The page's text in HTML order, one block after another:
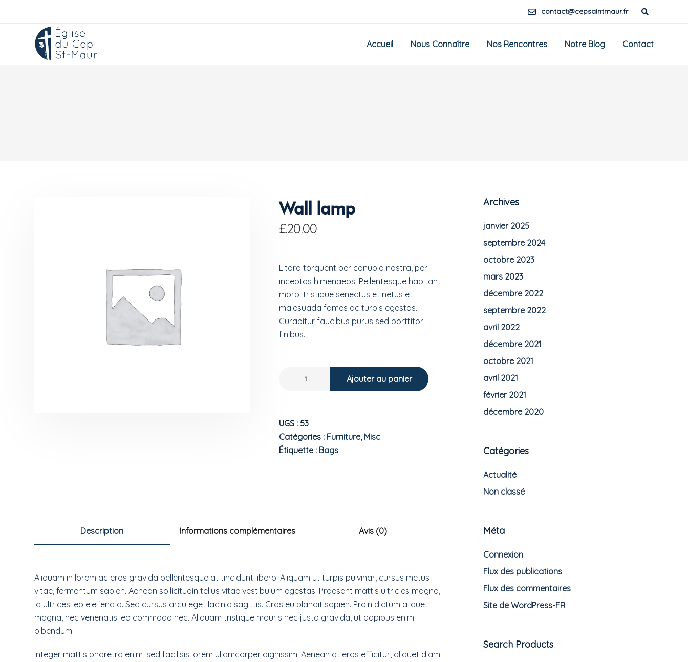
contact@cepsaintmaur.fr
Accueil Nous Connaître Nos Rencontres Notre Blog Contact
Wall lamp
£20.00
Litora torquent per conubia nostra, per
inceptos himenaeos. Pellentesque habitant
morbi tristique senectus et netus et
malesuada fames ac turpis egestas.
Curabitur faucibus purus sed porttitor
finibus.
Ajouter au panier
UGS : 53
Catégories : Furniture, Misc
Étiquette : Bags
Description Informations complémentaires Avis (0)
Aliquam in lorem ac eros gravida pellentesque at tincidunt libero. Aliquam ut turpis pulvinar, cursus metus
vitae, fermentum sapien. Aenean sollicitudin tellus vitae vestibulum egestas. Praesent mattis ultricies magna,
id ultrices leo eleifend a. Sed cursus arcu eget lacinia sagittis. Cras eu blandit sapien. Proin dictum aliquet
magna, nec venenatis leo commodo nec. Aliquam tristique mauris nec justo gravida, ut dapibus enim
bibendum.
Integer mattis pharetra enim, sed facilisis lorem ullamcorper dignissim. Aenean at eros efficitur, aliquet diam
Archives
janvier 2025
septembre 2024
octobre 2023
mars 2023
décembre 2022
septembre 2022
avril 2022
décembre 2021
octobre 2021
avril 2021
février 2021
décembre 2020
Catégories
Actualité
Non classé
Méta
Connexion
Flux des publications
Flux des commentaires
Site de WordPress-FR
Search Products